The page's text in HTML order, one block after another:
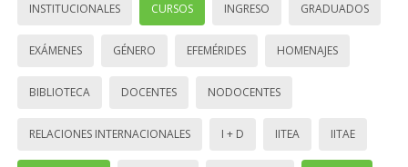
INSTITUCIONALES CURSOS INGRESO GRADUADOS
EXÁMENES GÉNERO EFEMÉRIDES HOMENAJES
BIBLIOTECA DOCENTES NODOCENTES
RELACIONES INTERNACIONALES I + D IITEA IITAE